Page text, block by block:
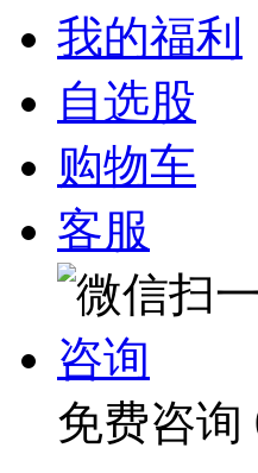
我的福利
自选股
购物车
客服
咨询
免费咨询